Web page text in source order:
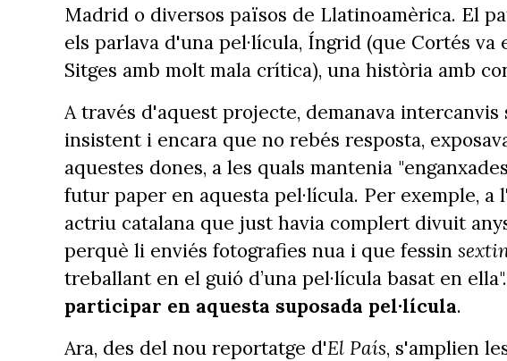
Madrid o diversos països de Llatinoamèrica. El
els parlava d'una pel·lícula, Íngrid (que Cortés
Sitges amb molt mala crítica), una història amb
A través d'aquest projecte, demanava
insistent i encara que no rebés resposta,
aquestes dones, a les quals mantenia
futur paper en aquesta pel·lícula. Per exemple,
actriu catalana que just havia complert divuit
perquè li enviés fotografies nua i que fessin
treballant en el guió d’una pel·lícula basat en ella".
participar en aquesta suposada pel·lícula.
Ara, des del nou reportatge d'El País, s'amplien